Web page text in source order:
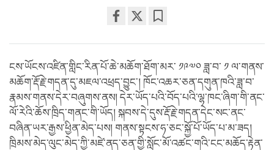
on
facebook
ངས་ཡོངས་འཛིན་གླིང་རིན་པོ་ཆེ་མཆོག་ཐོག་མར་ ༡༩༧༠ ཟླ་བ་ ༡ ལ་གནས་
མཆོག་རྡོ་རྗེ་གདན་དུ་མཇལ་འཕྲད་བྱུང་། ཁོང་འཆར་ཅན་དགུན་ཁའི་ཟླ་བ་
རྣམས་གནས་དེར་བཞུགས་ནས། དེར་ཡོད་པའི་བོད་པའི་ལྷ་ཁང་ཞིག་གི་ནང་
ལོ་རེའི་ཆོས་ཁྲིད་གནང་གི་ཡོད། སྐབས་དེ་དུས་རྡོ་རྗེ་གདན་དེང་སང་ནང་
བཞིན་ཡར་རྒྱས་ཕྱིན་མེད་པས། གནས་སྟངས་ཧ་ཅང་སྐྱོ་པོ་ཡོད་པ་མ་ཟད།
ཁྲིམས་མེད་ལུང་མེད་ཀྱི་མཛེ་ནད་ཅན་གྱི་སློང་མོ་འཚང་གའི་ངང་མཆོད་རྟེན་